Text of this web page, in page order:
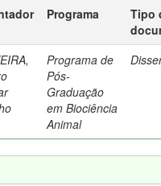
Programa
Tipo
Programa de
Pós-
Graduação
em Biociência
Animal